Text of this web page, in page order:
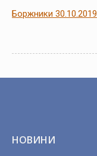
Боржники 30.10.2019
НОВИНИ